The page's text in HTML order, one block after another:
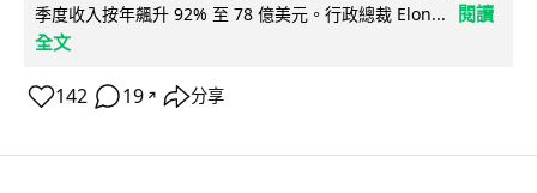
季度收入按年飆升 92% 至 78 億美元。行政總裁 Elon...
閱讀
全文
142 19 ↗ 分享